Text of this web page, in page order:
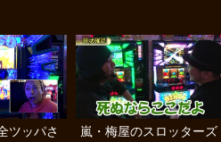
ツッパさ
嵐・梅屋のスロッターズ